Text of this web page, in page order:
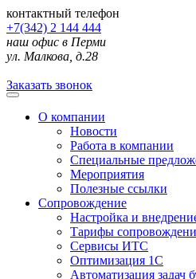
контактный телефон
+7(342) 2 144 444
наш офис в Перми
ул. Малкова, д.28
Заказать звонок
О компании
Новости
Работа в компании
Специальные
Мероприятия
Полезные ссылки
Сопровождение
Настройка и
Тарифы
Сервисы ИТС
Оптимизация 1С
Автоматизация задач